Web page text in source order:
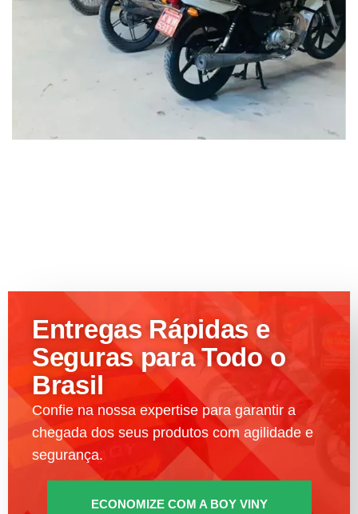
Entregas Rápidas e
Seguras para Todo o
Brasil
Confie na nossa expertise para garantir a
chegada dos seus produtos com agilidade e
segurança.
ECONOMIZE COM A BOY VINY